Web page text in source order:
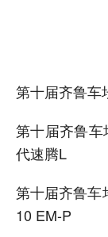
第十届齐鲁车
第十届齐鲁
代速腾L
第十届齐鲁车
10 EM-P